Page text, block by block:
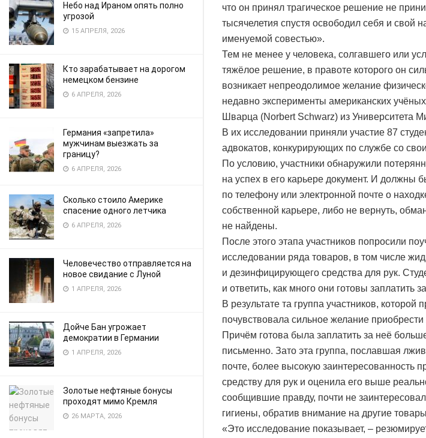
Небо над Ираном опять полно
угрозой
15 АПРЕЛЯ, 2026
Кто зарабатывает на дорогом
немецком бензине
6 АПРЕЛЯ, 2026
Германия «запретила»
мужчинам выезжать за
границу?
6 АПРЕЛЯ, 2026
Сколько стоило Америке
спасение одного летчика
6 АПРЕЛЯ, 2026
Человечество отправляется на
новое свидание с Луной
1 АПРЕЛЯ, 2026
Дойче Бан угрожает
демократии в Германии
1 АПРЕЛЯ, 2026
Золотые нефтяные бонусы
проходят мимо Кремля
26 МАРТА, 2026
что он принял трагическое решение не
тысячелетия спустя освободил себя и
именуемой совестью».
Тем не менее у человека, солгавшего или
тяжёлое решение, в правоте которого он
возникает непреодолимое желание
недавно эксперименты американских
Шварца (Norbert Schwarz) из Университета
В их исследовании приняли участие 87
адвокатов, конкурирующих по службе со
По условию, участники обнаружили
на успех в его карьере документ. И должны
по телефону или электронной почте о
собственной карьере, либо не вернуть,
не найдены.
После этого этапа участников попросили
исследовании ряда товаров, в том числе
и дезинфицирующего средства для рук.
и ответить, как много они готовы заплатить
В результате та группа участников, которой
почувствовала сильное желание
Причём готова была заплатить за неё
письменно. Зато эта группа, пославшая
почте, более высокую заинтересованность
средству для рук и оценила его выше
сообщившие правду, почти не
гигиены, обратив внимание на другие
«Это исследование показывает, –